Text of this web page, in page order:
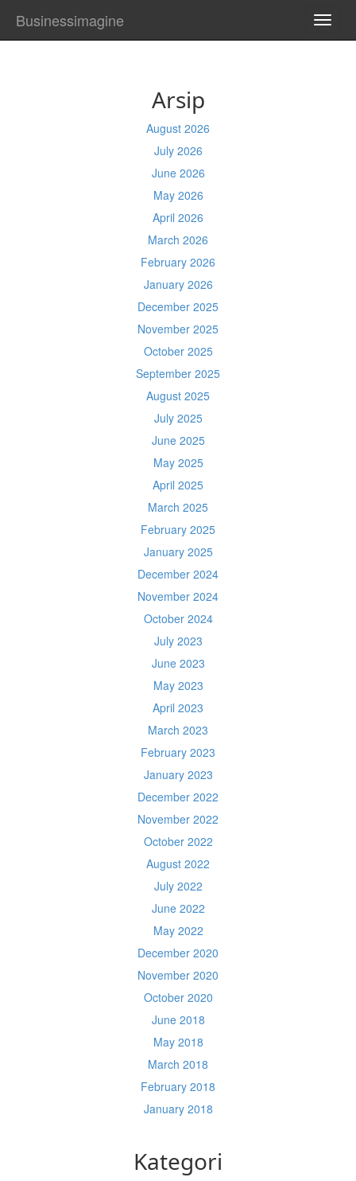
Businessimagine
Arsip
August 2026
July 2026
June 2026
May 2026
April 2026
March 2026
February 2026
January 2026
December 2025
November 2025
October 2025
September 2025
August 2025
July 2025
June 2025
May 2025
April 2025
March 2025
February 2025
January 2025
December 2024
November 2024
October 2024
July 2023
June 2023
May 2023
April 2023
March 2023
February 2023
January 2023
December 2022
November 2022
October 2022
August 2022
July 2022
June 2022
May 2022
December 2020
November 2020
October 2020
June 2018
May 2018
March 2018
February 2018
January 2018
Kategori